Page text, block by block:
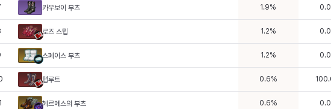
카우보이 부츠 1.9% 0.0
로즈 스텝 1.2% 0.0
스페이스 부츠 1.2% 0.0
탭루트 0.6%
헤르메스의 부츠 0.6% 0.0